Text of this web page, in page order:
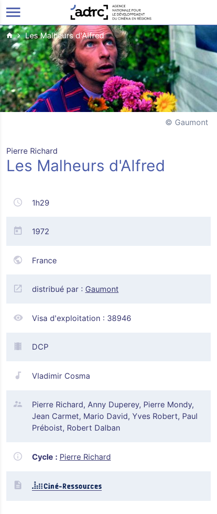
ALLER AU CONTENU PRINCIPAL
Les Malheurs d'Alfred
Gaumont
Pierre Richard
Les Malheurs d'Alfred
1h29
1972
France
distribué par : Gaumont
Visa d'exploitation : 38946
DCP
Vladimir Cosma
Pierre Richard, Anny Duperey, Pierre Mondy,
Jean Carmet, Mario David, Yves Robert, Paul
Préboist, Robert Dalban
Cycle : Pierre Richard